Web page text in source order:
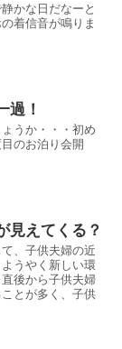
かな日だなーと
着信音が鳴りま
過！
うか・・・初め
のお泊り会開
見えてくる？
、子供夫婦の近
うやく新しい環
後から子供夫婦
とが多く、子供